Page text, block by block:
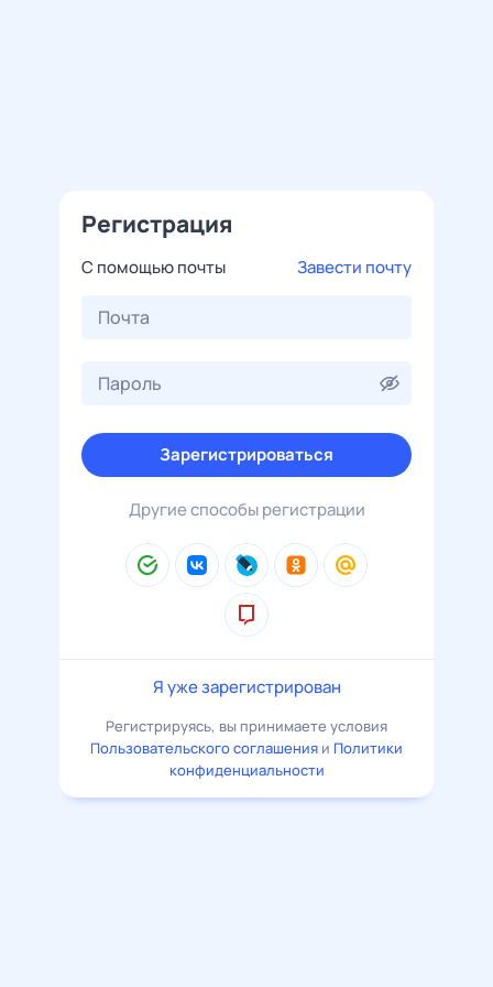
Регистрация
С помощью почты Завести почту
Зарегистрироваться
Другие способы регистрации
Я уже зарегистрирован
Регистрируясь, вы принимаете условия
Пользовательского соглашения и Политики
конфиденциальности